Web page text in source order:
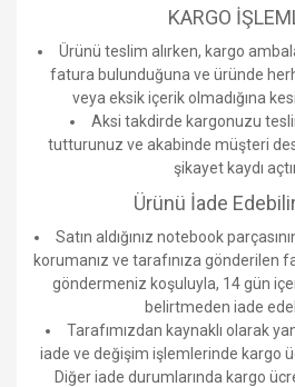
KARGO
Ürünü teslim alırken, kargo
fatura bulunduğuna ve üründe
veya eksik içerik olmadığına
Aksi takdirde kargonuzu
tutturunuz ve akabinde müşteri
şikayet kaydı
Ürünü İade
Satın aldığınız notebook
korumanız ve tarafınıza gönderilen
göndermeniz koşuluyla, 14 gün
belirtmeden iade
Tarafımızdan kaynaklı olarak
iade ve değişim işlemlerinde kargo
Diğer iade durumlarında kargo